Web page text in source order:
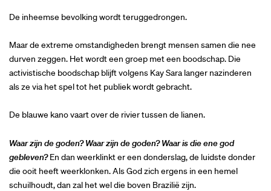
De inheemse bevolking wordt teruggedrongen.
Maar de extreme omstandigheden brengt mensen samen die nee
durven zeggen. Het wordt een groep met een boodschap. Die
activistische boodschap blijft volgens Kay Sara langer nazinderen
als ze via het spel tot het publiek wordt gebracht.
De blauwe kano vaart over de rivier tussen de lianen.
Waar zijn de goden? Waar zijn de goden? Waar is die ene god
gebleven?En dan weerklinkt er een donderslag, de luidste donder
die ooit heeft weerklonken. Als God zich ergens in een hemel
schuilhoudt, dan zal het wel die boven Brazilië zijn.